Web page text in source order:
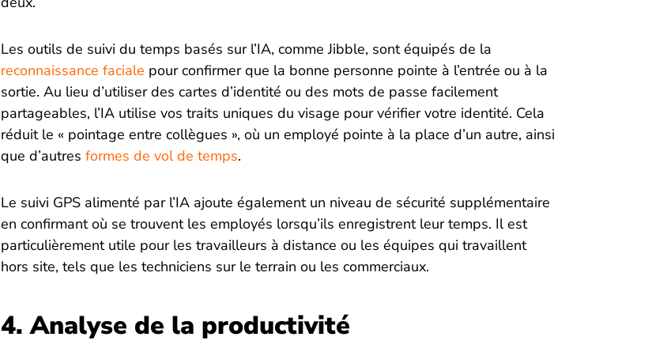
Les outils de suivi du temps basés sur l’IA, comme Jibble, sont équipés de la
reconnaissance faciale pour confirmer que la bonne personne pointe à l’entrée ou à la
sortie. Au lieu d’utiliser des cartes d’identité ou des mots de passe facilement
partageables, l’IA utilise vos traits uniques du visage pour vérifier votre identité. Cela
réduit le « pointage entre collègues », où un employé pointe à la place d’un autre, ainsi
que d’autres formes de vol de temps.
Le suivi GPS alimenté par l’IA ajoute également un niveau de sécurité supplémentaire
en confirmant où se trouvent les employés lorsqu’ils enregistrent leur temps. Il est
particulièrement utile pour les travailleurs à distance ou les équipes qui travaillent
hors site, tels que les techniciens sur le terrain ou les commerciaux.
4. Analyse de la productivité